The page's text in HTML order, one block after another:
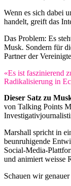
Wenn es sich dabei
handelt, greift das
Das Problem: Es
Musk. Sondern für
Partner der
«Es ist faszinierend
Radikalisierung in
Dieser Satz zu
von Talking Points
Marshall spricht in
beunruhigende
Social-Media-
und animiert weisse
Schauen wir